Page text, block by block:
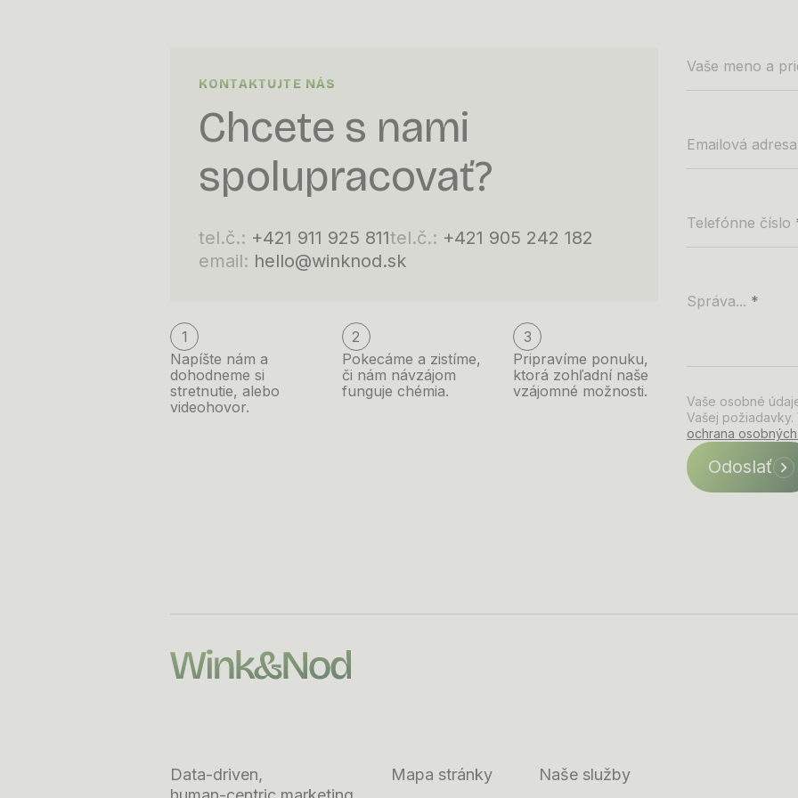
KONTAKTUJTE NÁS
Chcete s nami
spolupracovať?
tel.č.: +421 911 925 811tel.č.: +421 905 242 182
email: hello@winknod.sk
1
Napíšte nám a
dohodneme si
stretnutie, alebo
videohovor.
2
Pokecáme a zistíme,
či nám návzájom
funguje chémia.
3
Pripravíme ponuku,
ktorá zohľadní naše
vzájomné možnosti.
Vaše meno a
Emailová adresa
Telefónne číslo
Správa... *
Vaše osobné
Vašej
ochrana
Odoslať
Data-driven,
Mapa stránky Naše služby